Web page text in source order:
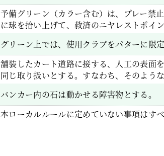
予備グリーン（カラー含む）は、プレー禁
に球を拾い上げて、救済のニヤレストポイ
グリーン上では、使用クラブをパターに限定
舗装したカート道路に接する、人工の表面
同じ取り扱いとする。すなわち、そのよう
バンカー内の石は動かせる障害物とする。
本ローカルルールに定めていない事項はす